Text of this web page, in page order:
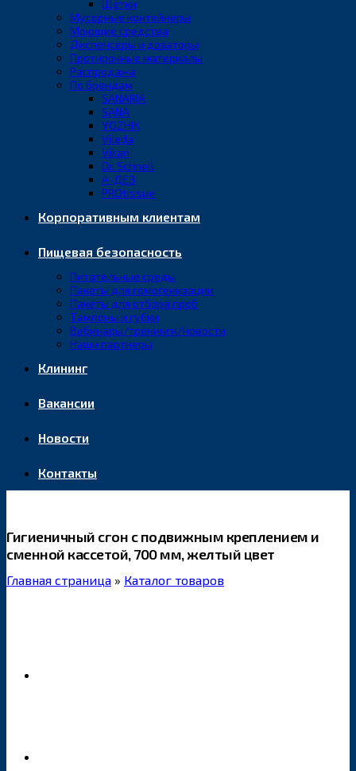
Щётки
Мусорные контейнеры
Моющие средства
Диспенсеры и дозаторы
Протирочные материалы
Распродажа
По брендам
SANARIA
SANA
YOZHIK
Vileda
Vikan
Dr. Schnell
А-ДЕЗ
PROtissue
Корпоративным клиентам
Пищевая безопасность
Питательные среды
Пакеты для гомогенизации
Пакеты для отбора проб
Тампоны и губки
Вебинары/тренинги/новости
Наши партнеры
Клининг
Вакансии
Новости
Контакты
Гигиеничный сгон с подвижным креплением и
сменной кассетой, 700 мм, желтый цвет
Главная страница » Каталог товаров